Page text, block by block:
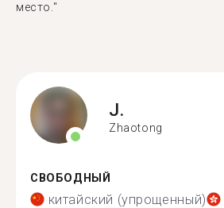
место."
J.
Zhaotong
СВОБОДНЫЙ
китайский (упрощенный)